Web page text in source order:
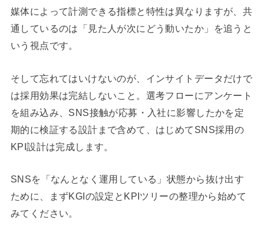
媒体によって計測できる指標と特性は異なりますが、共
通しているのは「見た人が次にどう動いたか」を追うと
いう視点です。
そして忘れてはいけないのが、インサイトデータだけで
は採用効果は完結しないこと。選考フローにアンケート
を組み込み、SNS接触が応募・入社に影響したかを定
期的に検証する設計まで含めて、はじめてSNS採用の
KPI設計は完成します。
SNSを「なんとなく運用している」状態から抜け出す
ために、まずKGIの設定とKPIツリーの整理から始めて
みてください。